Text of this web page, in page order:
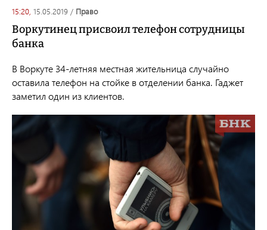
15:20, 15.05.2019 / право
Воркутинец присвоил телефон сотрудницы
банка
В Воркуте 34-летняя местная жительница случайно
оставила телефон на стойке в отделении банка. Гаджет
заметил один из клиентов.